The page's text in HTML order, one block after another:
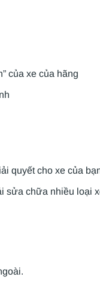
của xe của hãng
quyết cho xe của
sửa chữa nhiều loại